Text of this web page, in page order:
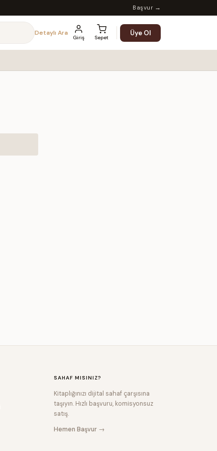
Başvur →
Detaylı Ara
Giriş Sepet
Üye Ol
SAHAF MISINIZ?
Kitaplığınızı dijital sahaf çarşısına
taşıyın. Hızlı başvuru, komisyonsuz
satış.
Hemen Başvur →